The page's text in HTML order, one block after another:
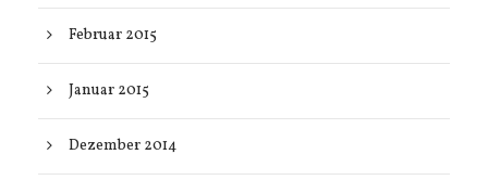
Februar 2015
Januar 2015
Dezember 2014